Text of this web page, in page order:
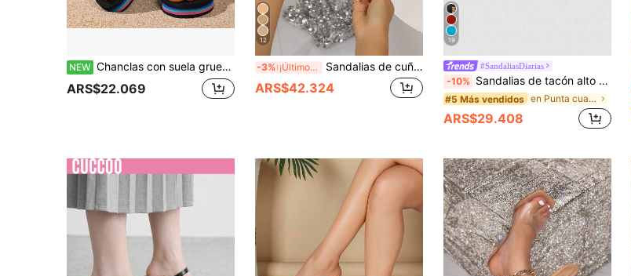
NEW Chanclas con suela gruesa y brillo para mujer en verano, sandalias de cuña con rayas de colores, dulces y frescas, chanclas para playa y exterior, antideslizantes, para vacaciones en la playa, para estudiantes, chanclas con plataforma de talla grande, sandalias de cuña de moda
ARS$22.069
12
-3% ¡Últimos 3 días Sandalias de cuña con tiras transparentes para mujer, sandalias de vestir con tacón alto y punta abierta
ARS$42.324
19
#SandaliasDiarias
-10% Sandalias de tacón alto estilo francés para mujer, nuevas de verano, con tira entre los dedos, tacón fino, tacón kitten, correa trasera y diseño de chanclas tipo slide
#5 Más vendidos en Punta cuadrada Sandalias De Mujer
ARS$29.408